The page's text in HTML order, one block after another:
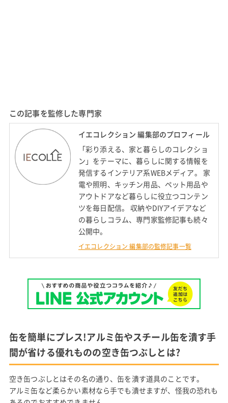
この記事を監修した専門家
イエコレクション 編集部のプロフィール
「彩り添える、家と暮らしのコレクショ
ン」をテーマに、暮らしに関する情報を
発信するインテリア系WEBメディア。 家
電や照明、キッチン用品、ペット用品や
アウトドアなど暮らしに役立つコンテン
ツを毎日配信。 収納やDIYアイデアなど
の暮らしコラム、専門家監修記事も続々
公開中。
イエコレクション 編集部の監修記事一覧
缶を簡単にプレス!アルミ缶やスチール缶を潰す手
間が省ける優れものの空き缶つぶしとは?
空き缶つぶしとはその名の通り、缶を潰す道具のことです。
アルミ缶など柔らかい素材なら手でも潰せますが、怪我の恐れも